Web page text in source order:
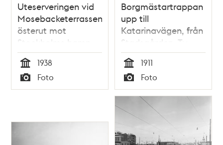
Uteserveringen vid
Mosebacketerrassen
österut mot
Stockholms hamn-
inlopp. t.v.
Katarinavägen och
lagerbyggnader på
Stadsgårdskajen
Tid
1938
Typ
Foto
Borgmästartrappan
upp till
Katarinavägen, från
Stadsgården. T.v.
Drottsgården, i
bakgrunden,
ovanför
Katarinavägen,
Glasbruksgatan
Tid
1911
Typ
Foto